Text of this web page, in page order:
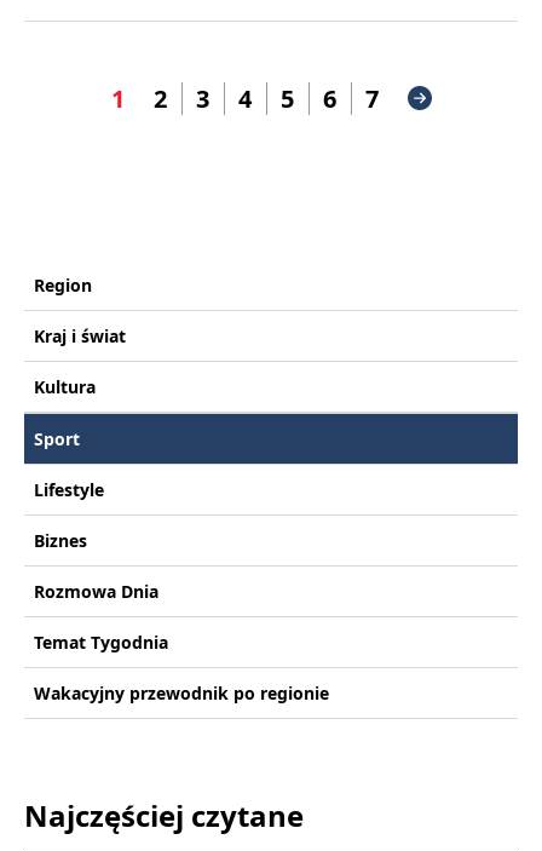
1 2 3 4 5 6 7
Region
Kraj i świat
Kultura
Sport
Lifestyle
Biznes
Rozmowa Dnia
Temat Tygodnia
Wakacyjny przewodnik po regionie
Najczęściej czytane